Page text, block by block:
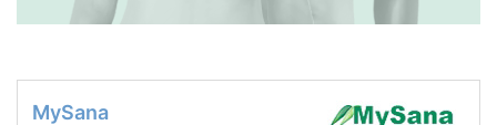
MySana